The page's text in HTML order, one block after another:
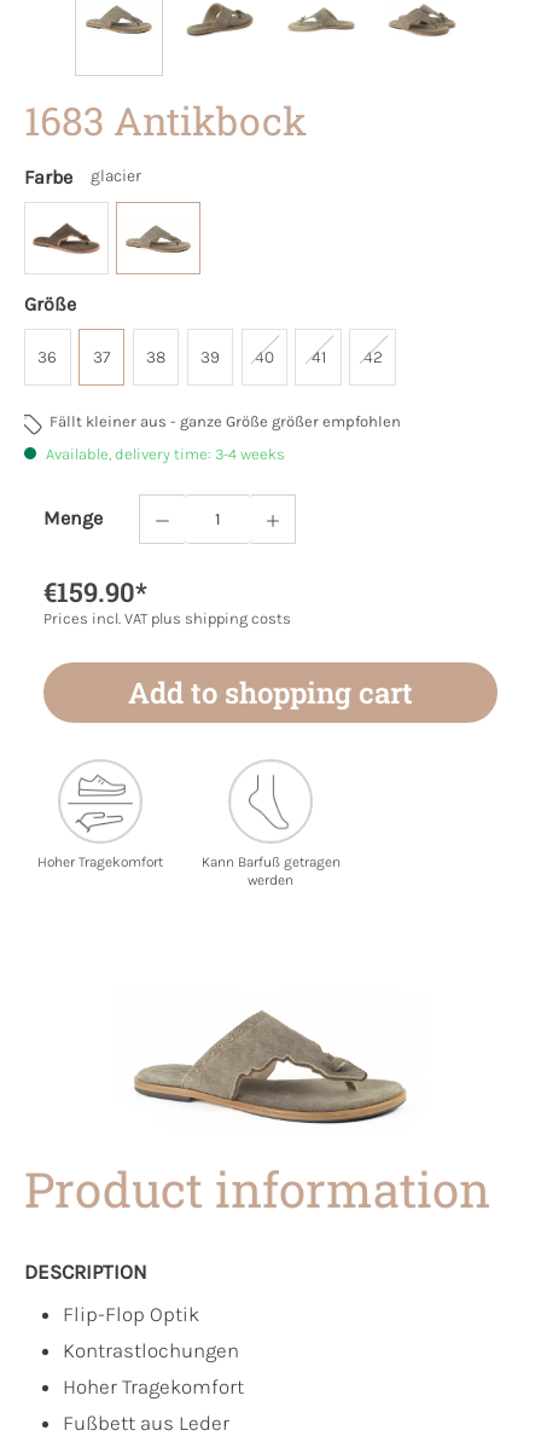
1683 Antikbock
Farbe glacier
Größe
36 37 38 39 40 41 42
Fällt kleiner aus - ganze Größe größer empfohlen
Available, delivery time: 3-4 weeks
Menge
Product Quantity: Enter the desired
€159.90*
Prices incl. VAT plus shipping costs
Add to shopping cart
Hoher Tragekomfort
Kann Barfuß getragen
werden
Product information
DESCRIPTION
Flip-Flop Optik
Kontrastlochungen
Hoher Tragekomfort
Fußbett aus Leder